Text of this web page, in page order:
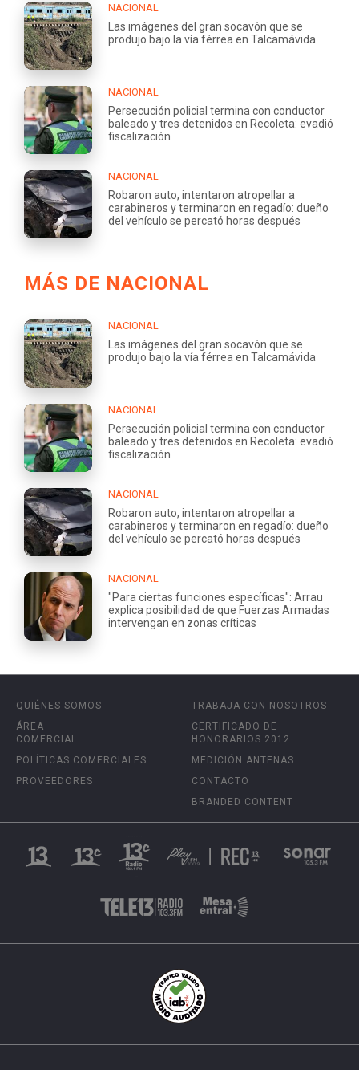
NACIONAL
Las imágenes del gran socavón que se
produjo bajo la vía férrea en Talcamávida
NACIONAL
Persecución policial termina con conductor
baleado y tres detenidos en Recoleta: evadió
fiscalización
NACIONAL
Robaron auto, intentaron atropellar a
carabineros y terminaron en regadío: dueño
del vehículo se percató horas después
MÁS DE NACIONAL
NACIONAL
Las imágenes del gran socavón que se
produjo bajo la vía férrea en Talcamávida
NACIONAL
Persecución policial termina con conductor
baleado y tres detenidos en Recoleta: evadió
fiscalización
NACIONAL
Robaron auto, intentaron atropellar a
carabineros y terminaron en regadío: dueño
del vehículo se percató horas después
NACIONAL
"Para ciertas funciones específicas": Arrau
explica posibilidad de que Fuerzas Armadas
intervengan en zonas críticas
QUIÉNES SOMOS
ÁREA
COMERCIAL
POLÍTICAS COMERCIALES
PROVEEDORES
TRABAJA CON NOSOTROS
CERTIFICADO DE
HONORARIOS 2012
MEDICIÓN ANTENAS
CONTACTO
BRANDED CONTENT